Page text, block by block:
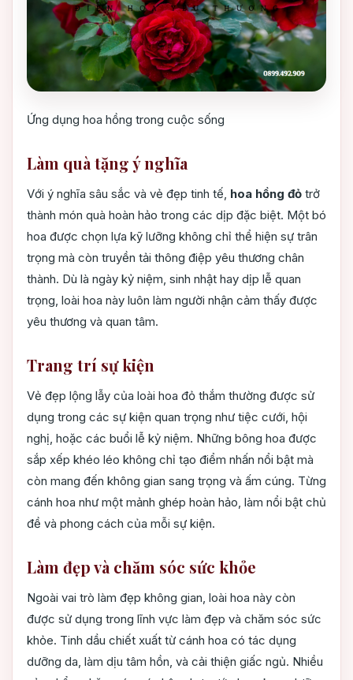
Ứng dụng hoa hồng trong cuộc sống
Làm quà tặng ý nghĩa
Với ý nghĩa sâu sắc và vẻ đẹp tinh tế, hoa hồng đỏ trở
thành món quà hoàn hảo trong các dịp đặc biệt. Một bó
hoa được chọn lựa kỹ lưỡng không chỉ thể hiện sự trân
trọng mà còn truyền tải thông điệp yêu thương chân
thành. Dù là ngày kỷ niệm, sinh nhật hay dịp lễ quan
trọng, loài hoa này luôn làm người nhận cảm thấy được
yêu thương và quan tâm.
Trang trí sự kiện
Vẻ đẹp lộng lẫy của loài hoa đỏ thắm thường được sử
dụng trong các sự kiện quan trọng như tiệc cưới, hội
nghị, hoặc các buổi lễ kỷ niệm. Những bông hoa được
sắp xếp khéo léo không chỉ tạo điểm nhấn nổi bật mà
còn mang đến không gian sang trọng và ấm cúng. Từng
cánh hoa như một mảnh ghép hoàn hảo, làm nổi bật chủ
đề và phong cách của mỗi sự kiện.
Làm đẹp và chăm sóc sức khỏe
Ngoài vai trò làm đẹp không gian, loài hoa này còn
được sử dụng trong lĩnh vực làm đẹp và chăm sóc sức
khỏe. Tinh dầu chiết xuất từ cánh hoa có tác dụng
dưỡng da, làm dịu tâm hồn, và cải thiện giấc ngủ. Nhiều